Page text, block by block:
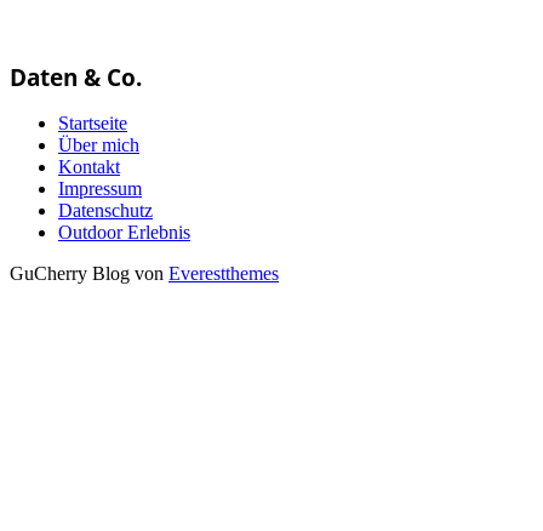
Daten & Co.
Startseite
Über mich
Kontakt
Impressum
Datenschutz
Outdoor Erlebnis
GuCherry Blog von Everestthemes